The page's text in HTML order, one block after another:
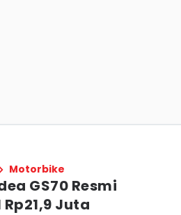
Motorbike
GS70 Resmi
Juta